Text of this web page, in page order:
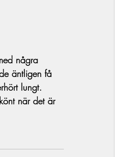
några
äntligen få
lungt.
när det är